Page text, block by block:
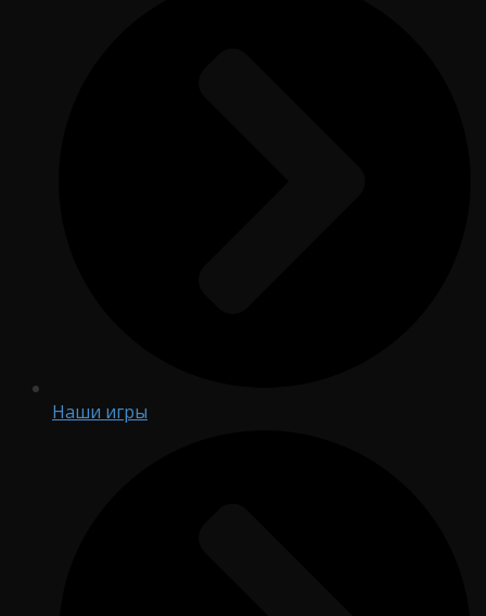
Наши игры